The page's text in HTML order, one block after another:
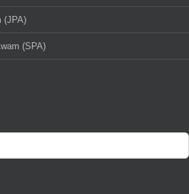
(JPA)
(SPA)